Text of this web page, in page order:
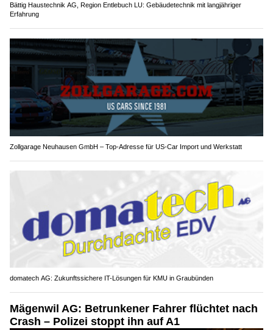
Bättig Haustechnik AG, Region Entlebuch LU: Gebäudetechnik mit langjähriger
Erfahrung
Zollgarage Neuhausen GmbH – Top-Adresse für US-Car Import und Werkstatt
domatech AG: Zukunftssichere IT-Lösungen für KMU in Graubünden
Mägenwil AG: Betrunkener Fahrer flüchtet nach
Crash – Polizei stoppt ihn auf A1